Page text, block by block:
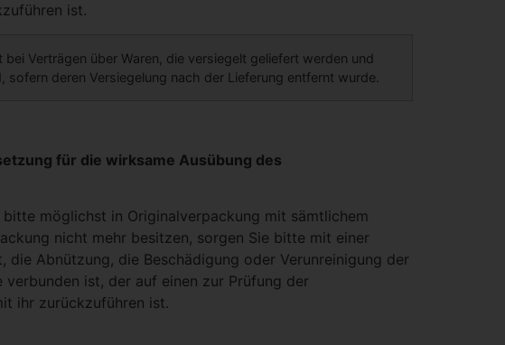
ist.
Verträgen über Waren, die versiegelt geliefert werden und
deren Versiegelung nach der Lieferung entfernt wurde.
für die wirksame Ausübung des
bitte möglichst in Originalverpackung mit sämtlichem
nicht mehr besitzen, sorgen Sie bitte mit einer
Abnützung, die Beschädigung oder Verunreinigung der
ist, der auf einen zur Prüfung der
ihr zurückzuführen ist.